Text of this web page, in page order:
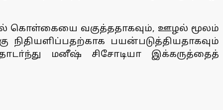
கொள்கையை வகுத்ததாகவும், ஊழல் மூலம்
பயன்படுத்தியதாகவும்
மனீஷ் சிசோடியா இக்கருத்தைத்